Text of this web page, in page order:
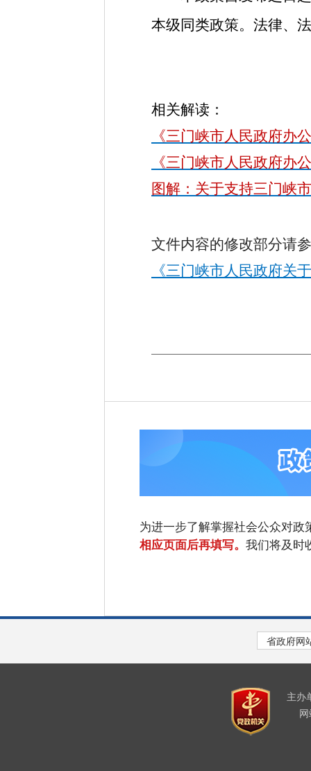
本级同类政策。法律、
相关解读：
《三门峡市人民政府办
《三门峡市人民政府办
图解：关于支持三门峡
文件内容的修改部分请
《三门峡市人民政府关
为进一步了解掌握社会公众对
相应页面后再填写。 我们将及时
主办